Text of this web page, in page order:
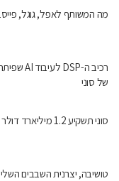
מה המשותף לאפל, גוגל,
של סוני
סוני תשקיע 1.2 מיליארד דולר בחיישנים
טושיבה, יצרנית השבבים